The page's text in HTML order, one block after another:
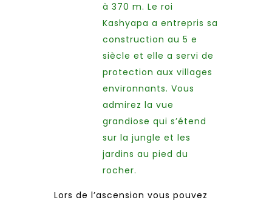
à 370 m. Le roi
Kashyapa a entrepris sa
construction au 5 e
siècle et elle a servi de
protection aux villages
environnants. Vous
admirez la vue
grandiose qui s’étend
sur la jungle et les
jardins au pied du
rocher.
Lors de l’ascension vous pouvez